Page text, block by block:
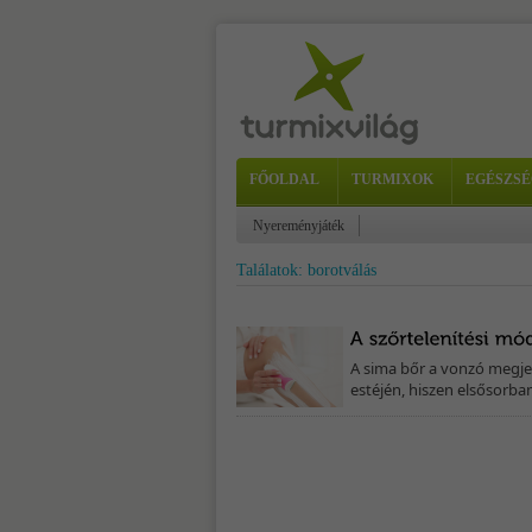
FŐOLDAL TURMIXOK
Nyereményjáték
Találatok: borotválás
A sima bőr a vonzó
estéjén, hiszen